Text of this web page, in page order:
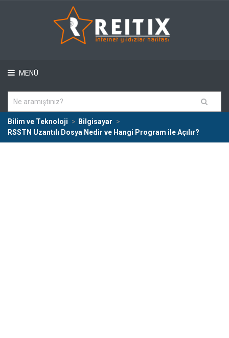
MENÜ
Bilim ve Teknoloji
Bilgisayar
RSSTN Uzantılı Dosya Nedir ve Hangi Program ile Açılır?